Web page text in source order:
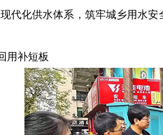
现代化供水体系，筑牢城乡用水
用补短板